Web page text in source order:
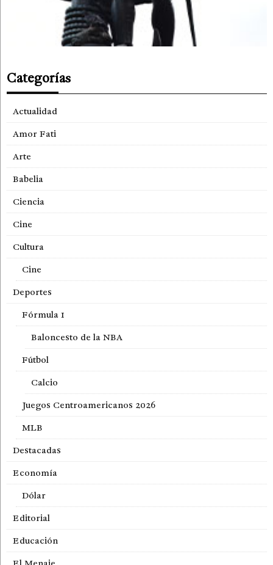
Categorías
Actualidad
Amor Fati
Arte
Babelia
Ciencia
Cine
Cultura
Cine
Deportes
Fórmula 1
Baloncesto de la NBA
Fútbol
Calcio
Juegos Centroamericanos 2026
MLB
Destacadas
Economía
Dólar
Editorial
Educación